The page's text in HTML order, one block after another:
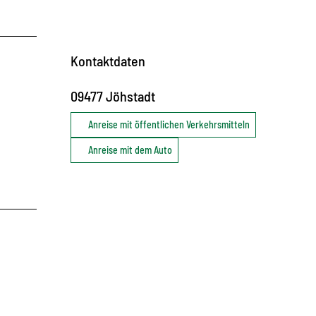
Kontaktdaten
09477Jöhstadt
Anreise mit öffentlichen Verkehrsmitteln
Anreise mit dem Auto